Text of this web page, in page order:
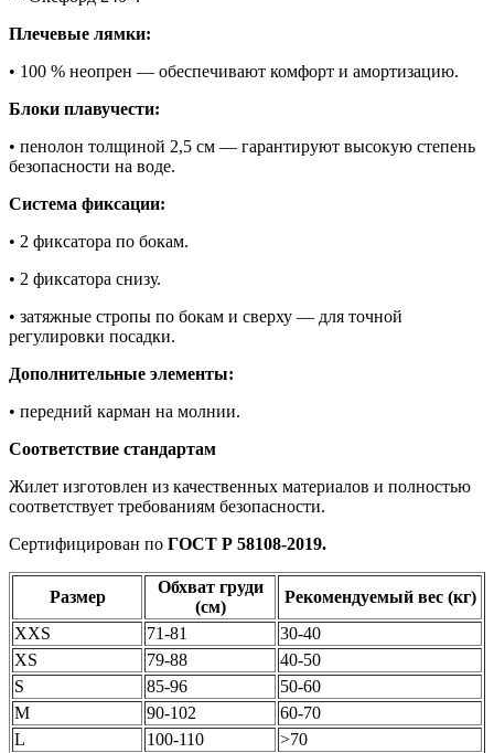
Плечевые лямки:
• 100 % неопрен — обеспечивают комфорт и амортизацию.
Блоки плавучести:
• пенолон толщиной 2,5 см — гарантируют высокую степень
безопасности на воде.
Система фиксации:
• 2 фиксатора по бокам.
• 2 фиксатора снизу.
• затяжные стропы по бокам и сверху — для точной
регулировки посадки.
Дополнительные элементы:
• передний карман на молнии.
Соответствие стандартам
Жилет изготовлен из качественных материалов и полностью
соответствует требованиям безопасности.
Сертифицирован по ГОСТ Р 58108-2019.
Размер
Обхват груди
(см)
Рекомендуемый вес (кг)
XXS
71-81
30-40
XS
79-88
40-50
S
85-96
50-60
M
90-102
60-70
L
100-110
>70